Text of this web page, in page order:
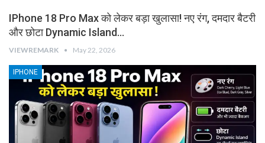
IPhone 18 Pro Max को लेकर बड़ा खुलासा! नए रंग, दमदार बैटरी
और छोटा Dynamic Island…
VIEWREMARK May 22, 2026
IPHONE